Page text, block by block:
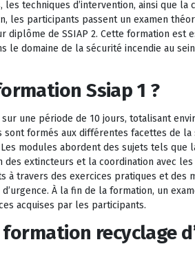
techniques d’intervention, ainsi que la
les participants passent un examen
de SSIAP 2. Cette formation est
le domaine de la sécurité incendie au
Ssiap 1 ?
une période de 10 jours, totalisant
formés aux différentes facettes de la
Les modules abordent des sujets tels que
des extincteurs et la coordination avec
à travers des exercices pratiques et des
À la fin de la formation, un
acquises par les participants.
recyclage